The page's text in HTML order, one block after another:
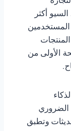
أكثر
الأولى من
الضروري
وتطبق